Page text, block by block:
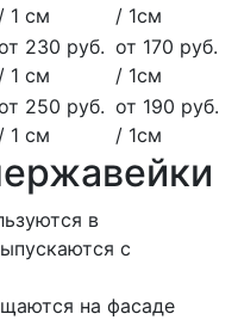
/ 1 см
/ 1см
230 руб.
/ 1 см
от 170 руб.
/ 1см
250 руб.
/ 1 см
от 190 руб.
/ 1см
в
с
на фасаде